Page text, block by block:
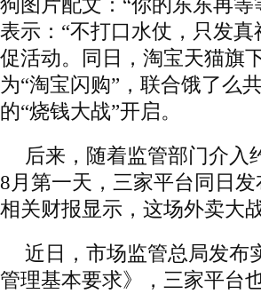
表示：“不打口水仗，只发
促活动。同日，淘宝天猫旗
为“淘宝闪购”，联合饿了么
的“烧钱大战”开启。
后来，随着监管部门介入
8月第一天，三家平台同日
相关财报显示，这场外卖大
近日，市场监管总局发布
管理基本要求》，三家平台